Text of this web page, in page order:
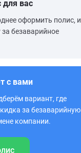
для вас
оформить полис, и
безаварийное
с вами
вариант, где
за безаварийную
компании.